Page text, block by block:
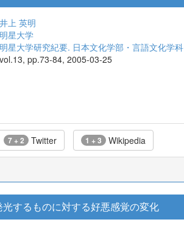
井上 英明
明星大学
明星大学研究紀要. 日本文化学部・言語文化学科
vol.13, pp.73-84, 2005-03-25
7 + 2 Twitter 1 + 3 Wikipedia
するものに対する好悪感覚の変化